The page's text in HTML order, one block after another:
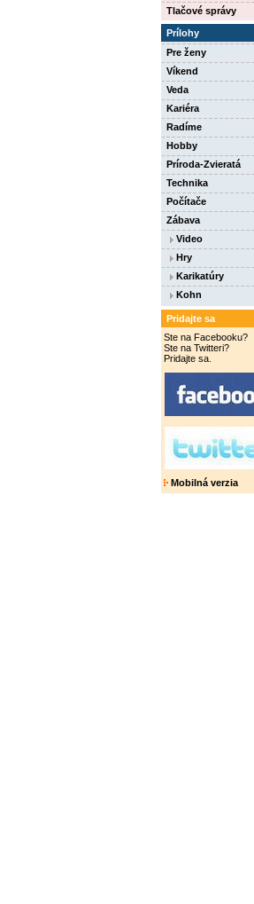
Tlačové správy
Prílohy
Pre ženy
Víkend
Veda
Kariéra
Radíme
Hobby
Príroda-Zvieratá
Technika
Počítače
Zábava
Video
Hry
Karikatúry
Kohn
Pridajte sa
Ste na Facebooku?
Ste na Twitteri?
Pridajte sa.
Mobilná verzia